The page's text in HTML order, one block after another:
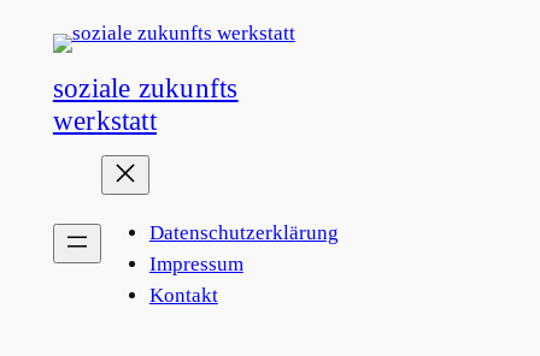
Inhalt
springensoziale zukunfts
werkstatt
Datenschutzerklärung
Impressum
Kontakt